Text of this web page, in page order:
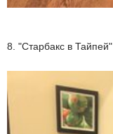
8. "Старбакс в Тайпей"